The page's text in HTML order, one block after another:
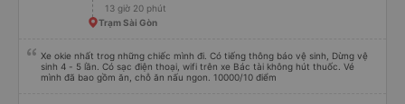
13 giờ 20 phút
Trạm Sài Gòn
Xe okie nhất trog những chiếc mình đi. Có tiếng thông báo vệ sinh, Dừng vệ
sinh 4 - 5 lần. Có sạc điện thoại, wifi trên xe Bác tài không hút thuốc. Vé
mình đã bao gồm ăn, chỗ ăn nấu ngon. 10000/10 điểm